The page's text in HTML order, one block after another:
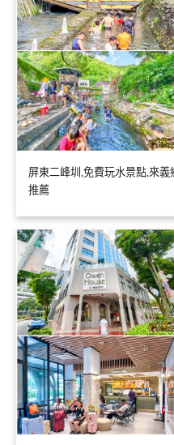
屏東二峰圳,免費玩水景點,來
推薦